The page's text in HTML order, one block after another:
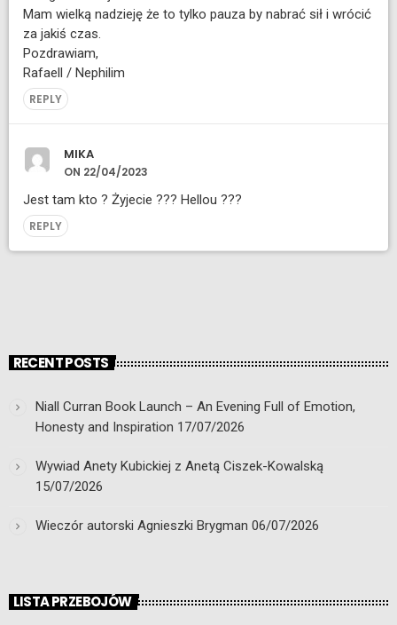
Mam wielką nadzieję że to tylko pauza by nabrać sił i wrócić
za jakiś czas.
Pozdrawiam,
Rafaell / Nephilim
REPLY
MIKA
ON 22/04/2023
Jest tam kto ? Żyjecie ??? Hellou ???
REPLY
RECENT POSTS
Niall Curran Book Launch – An Evening Full of Emotion,
Honesty and Inspiration 17/07/2026
Wywiad Anety Kubickiej z Anetą Ciszek-Kowalską
15/07/2026
Wieczór autorski Agnieszki Brygman 06/07/2026
LISTA PRZEBOJÓW